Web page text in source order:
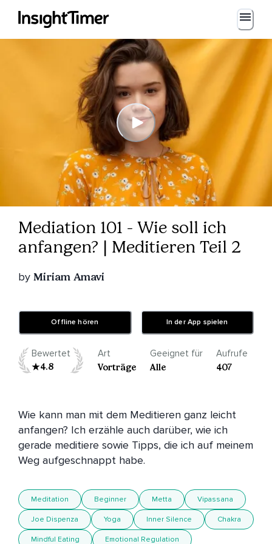
Mediation 101 - Wie soll ich
anfangen? | Meditieren Teil 2
by Miriam Amavi
Offline hören In der App spielen
Bewertet
4.8
Art
Vorträge
Geeignet für
Alle
Aufrufe
407
Wie kann man mit dem Meditieren ganz leicht
anfangen? Ich erzähle auch darüber, wie ich
gerade meditiere sowie Tipps, die ich auf meinem
Weg aufgeschnappt habe.
Meditation Beginner Metta Vipassana
Joe Dispenza Yoga Inner Silence Chakra
Mindful Eating Emotional Regulation